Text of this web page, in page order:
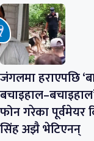
जंगलमा हराएपछि
फोन गरेका पूर्वमेयर
सिंह अझै भेटिएनन्